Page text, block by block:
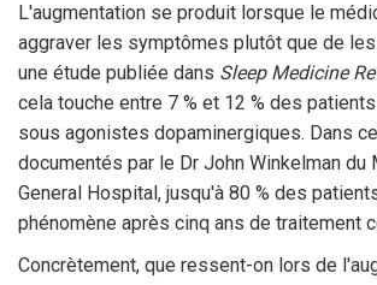
L'augmentation se produit lorsque le
aggraver les symptômes plutôt que de
une étude publiée dans Sleep Medicine
cela touche entre 7 % et 12 % des
sous agonistes dopaminergiques. Dans
documentés par le Dr John Winkelman du
General Hospital, jusqu'à 80 % des
phénomène après cinq ans de traitement
Concrètement, que ressent-on lors de